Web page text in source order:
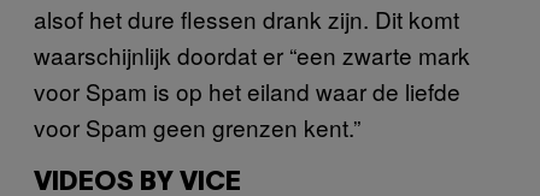
alsof het dure flessen drank zijn. Dit komt
waarschijnlijk doordat er “een zwarte mark
voor Spam is op het eiland waar de liefde
voor Spam geen grenzen kent.”
VIDEOS BY VICE